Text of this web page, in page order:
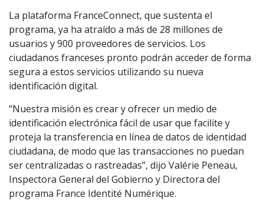
La plataforma FranceConnect, que sustenta el
programa, ya ha atraído a más de 28 millones de
usuarios y 900 proveedores de servicios. Los
ciudadanos franceses pronto podrán acceder de forma
segura a estos servicios utilizando su nueva
identificación digital.
“Nuestra misión es crear y ofrecer un medio de
identificación electrónica fácil de usar que facilite y
proteja la transferencia en línea de datos de identidad
ciudadana, de modo que las transacciones no puedan
ser centralizadas o rastreadas”, dijo Valérie Peneau,
Inspectora General del Gobierno y Directora del
programa France Identité Numérique.